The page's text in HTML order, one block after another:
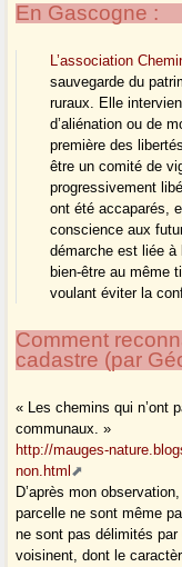
En Gascogne :
L’association
sauvegarde du
ruraux. Elle
d’aliénation ou de
première des
être un comité de
progressivement
ont été accaparés,
conscience aux
démarche est liée à
bien-être au même
voulant éviter la
Comment
cadastre (par
« Les chemins qui n’ont
communaux. »
http://mauges-
non.html
D’après mon
parcelle ne sont même
ne sont pas délimités par
voisinent, dont le